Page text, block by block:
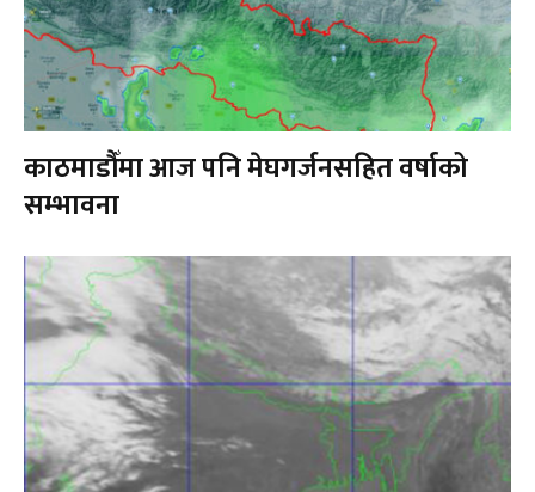
काठमाडौँमा आज पनि मेघगर्जनसहित वर्षाको
सम्भावना